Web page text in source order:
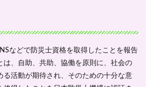
などで防災士資格を取得したことを報告
は、自助、共助、協働を原則に、社会の
る活動が期待され、そのための十分な意